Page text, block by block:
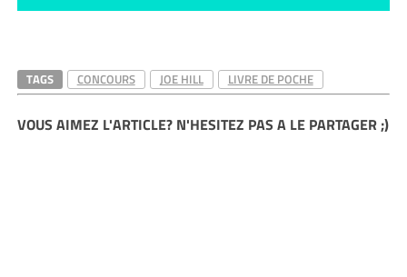
TAGS CONCOURS JOE HILL LIVRE DE POCHE
VOUS AIMEZ L'ARTICLE? N'HESITEZ PAS A LE PARTAGER ;)